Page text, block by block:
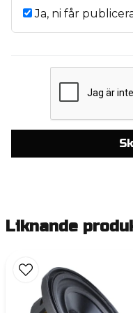
Ja, ni får
Liknande